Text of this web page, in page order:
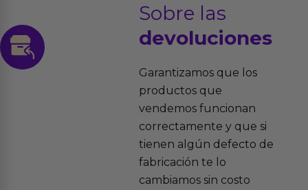
Sobre las
devoluciones
Garantizamos que los
productos que
vendemos funcionan
correctamente y que si
tienen algún defecto de
fabricación te lo
cambiamos sin costo